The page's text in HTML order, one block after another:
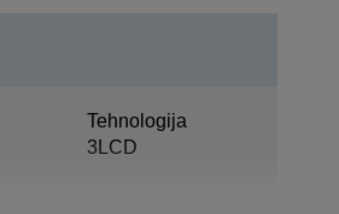
Tehnologija
3LCD